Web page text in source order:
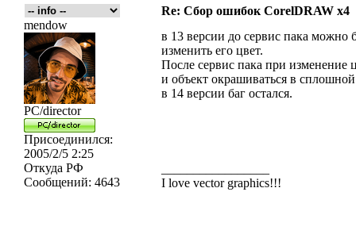
Re: Сбор ошибок CorelDRAW x4
mendow
PC/director
Присоединился:
2005/2/5 2:25
Откуда РФ
Сообщений: 4643
в 13 версии до сервис пака можно
изменить его цвет.
После сервис пака при изменение
и объект окрашиваться в
в 14 версии баг остался.
I love vector graphics!!!